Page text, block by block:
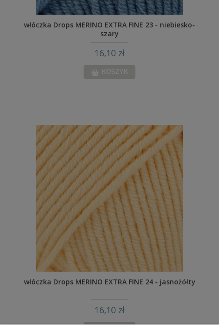
włóczka Drops MERINO EXTRA FINE 23 - niebiesko-
szary
16,10 zł
KOSZYK
włóczka Drops MERINO EXTRA FINE 24 - jasnożółty
16,10 zł